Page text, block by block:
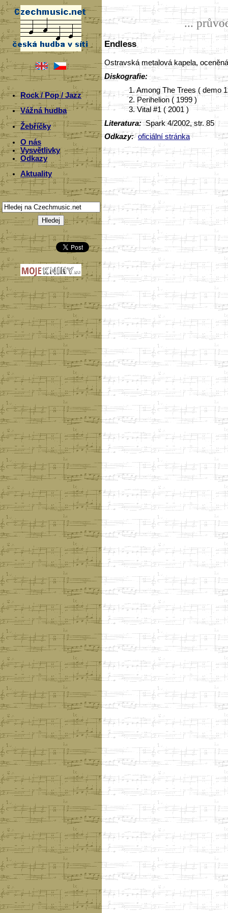
Rock / Pop / Jazz
Vážná hudba
Žebříčky
O nás
Vysvětlivky
Odkazy
Aktuality
...
Endless
Ostravská metalová kapela,
Diskografie:
1. Among The Trees ( demo
2. Perihelion ( 1999 )
3. Vital #1 ( 2001 )
Literatura:Spark 4/2002, str. 85
Odkazy: oficiální stránka